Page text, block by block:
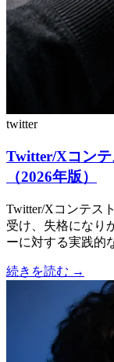
twitter
Twitter/Xコン
（2026年版）
Twitter/Xコンテス
受け、失格になり
ーに対する実践的
続きを読む →